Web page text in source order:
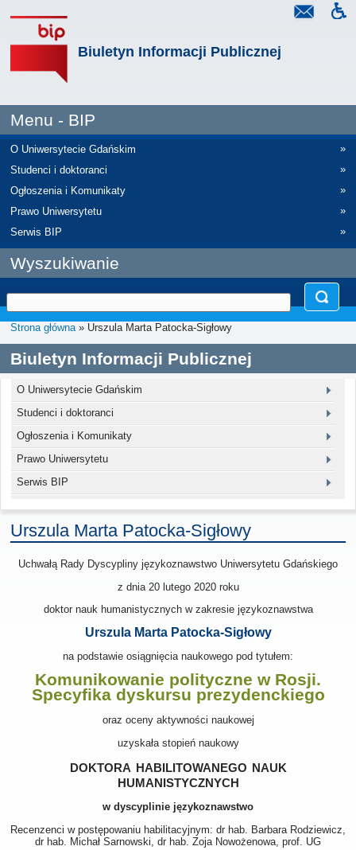
Biuletyn Informacji Publicznej
Menu - BIP
O Uniwersytecie Gdańskim
»
Studenci i doktoranci
»
Ogłoszenia i Komunikaty
»
Prawo Uniwersytetu
»
Serwis BIP
»
Wyszukiwanie
Strona główna» Urszula Marta Patocka-Sigłowy
Biuletyn Informacji Publicznej
O Uniwersytecie Gdańskim
Studenci i doktoranci
Ogłoszenia i Komunikaty
Prawo Uniwersytetu
Serwis BIP
Urszula Marta Patocka-Sigłowy
Uchwałą Rady Dyscypliny językoznawstwo Uniwersytetu Gdańskiego
z dnia 20 lutego 2020roku
doktor nauk humanistycznych w zakresie językoznawstwa
Urszula Marta Patocka-Sigłowy
na podstawie osiągnięcia naukowego pod tytułem:
Komunikowanie polityczne w Rosji.
Specyfika dyskursu prezydenckiego
oraz oceny aktywności naukowej
uzyskała stopień naukowy
doktora habilitowanego nauk
humanistycznych
w dyscyplinie językoznawstwo
Recenzenci w postępowaniu habilitacyjnym: dr hab. Barbara Rodziewicz,
dr hab. Michał Sarnowski, dr hab. Zoja Nowożenowa, prof. UG